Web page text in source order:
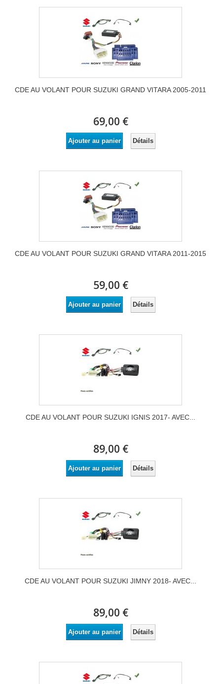
CDE AU VOLANT POUR SUZUKI GRAND VITARA 2005-2011
69,00 €
Ajouter au panier Détails
CDE AU VOLANT POUR SUZUKI GRAND VITARA 2011-2015
59,00 €
Ajouter au panier Détails
CDE AU VOLANT POUR SUZUKI IGNIS 2017- AVEC...
89,00 €
Ajouter au panier Détails
CDE AU VOLANT POUR SUZUKI JIMNY 2018- AVEC...
89,00 €
Ajouter au panier Détails